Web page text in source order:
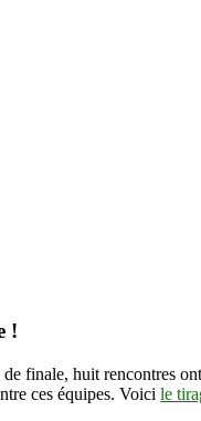
!
finale, huit rencontres
ces équipes. Voici le